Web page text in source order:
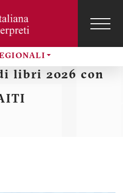
Menu
profilo
libri 2026 con